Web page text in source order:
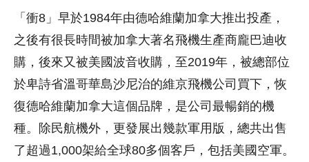
「衝8」早於1984年由德哈維蘭加拿大推出投產，
之後有很長時間被加拿大著名飛機生產商龐巴迪收
購，後來又被美國波音收購，至2019年，被總部位
於卑詩省溫哥華島沙尼治的維京飛機公司買下，恢
復德哈維蘭加拿大這個品牌，是公司最暢銷的機
種。除民航機外，更發展出幾款軍用版，總共出售
了超過1,000架給全球80多個客戶，包括美國空軍。